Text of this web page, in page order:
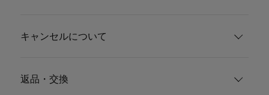
キャンセルについて
返品・交換